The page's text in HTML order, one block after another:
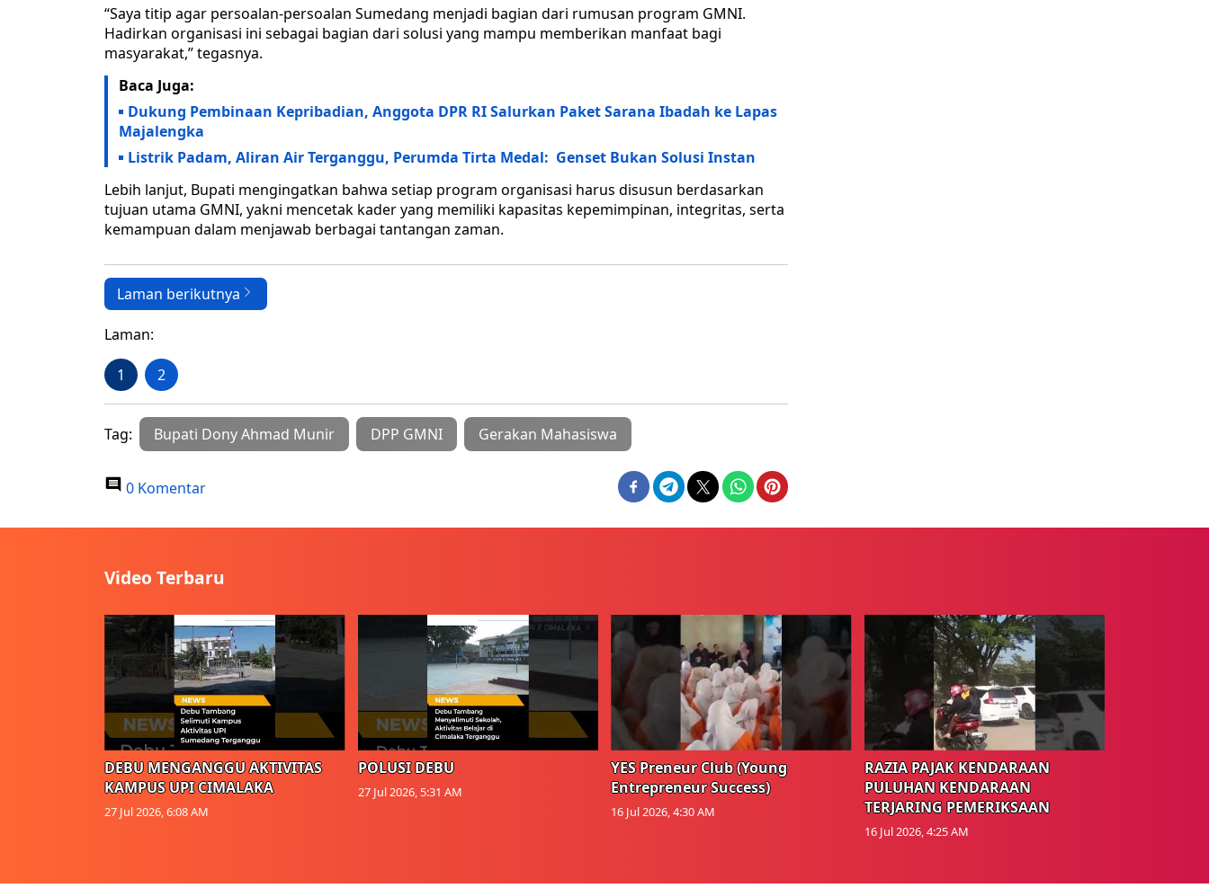
“Saya titip agar persoalan-persoalan Sumedang menjadi bagian dari rumusan program GMNI.
Hadirkan organisasi ini sebagai bagian dari solusi yang mampu memberikan manfaat bagi
masyarakat,” tegasnya.
Baca Juga:
Dukung Pembinaan Kepribadian, Anggota DPR RI Salurkan Paket Sarana Ibadah ke Lapas
Majalengka
Listrik Padam, Aliran Air Terganggu, Perumda Tirta Medal: Genset Bukan Solusi Instan
Lebih lanjut, Bupati mengingatkan bahwa setiap program organisasi harus disusun berdasarkan
tujuan utama GMNI, yakni mencetak kader yang memiliki kapasitas kepemimpinan, integritas, serta
kemampuan dalam menjawab berbagai tantangan zaman.
Laman berikutnya
Laman:
1 2
Tag: Bupati Dony Ahmad Munir DPP GMNI Gerakan Mahasiswa
0 Komentar
Video Terbaru
DEBU MENGANGGU AKTIVITAS
KAMPUS UPI CIMALAKA
27 Jul 2026, 6:08 AM
POLUSI DEBU
27 Jul 2026, 5:31 AM
YES Preneur Club (Young
Entrepreneur Success)
16 Jul 2026, 4:30 AM
RAZIA PAJAK KENDARAAN
PULUHAN KENDARAAN
TERJARING PEMERIKSAAN
16 Jul 2026, 4:25 AM